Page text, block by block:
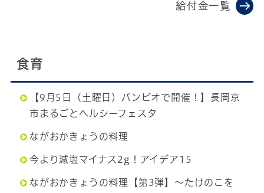
給付金一覧
食育
【9月5日（土曜日）バンビオで開催！】長岡京
市まるごとヘルシーフェスタ
ながおかきょうの料理
今より減塩マイナス2g！アイデア15
ながおかきょうの料理【第3弾】～たけのこを